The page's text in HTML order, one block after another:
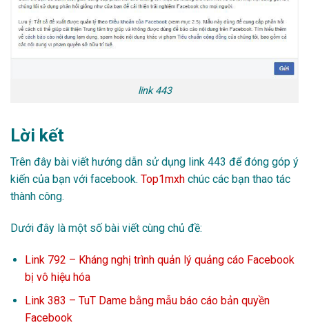
link 443
Lời kết
Trên đây bài viết hướng dẫn sử dụng link 443 để đóng góp ý
kiến của bạn với facebook. Top1mxh chúc các bạn thao tác
thành công.
Dưới đây là một số bài viết cùng chủ đề:
Link 792 – Kháng nghị trình quản lý quảng cáo Facebook
bị vô hiệu hóa
Link 383 – TuT Dame bằng mẫu báo cáo bản quyền
Facebook